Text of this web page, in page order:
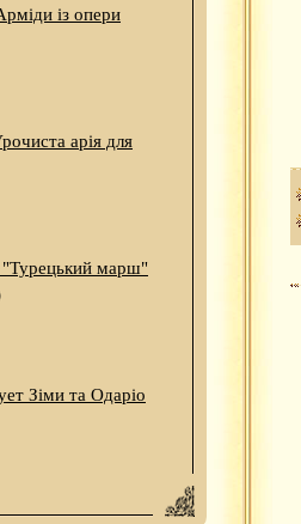
із опери
арія для
марш"
Зіми та Одаріо